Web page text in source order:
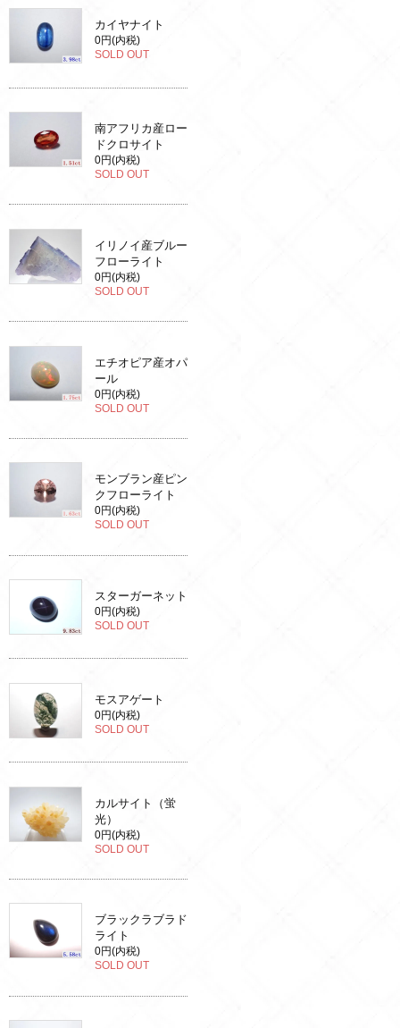
カイヤナイト
0円(内税)
SOLD OUT
南アフリカ産ロー
ドクロサイト
0円(内税)
SOLD OUT
イリノイ産ブルー
フローライト
0円(内税)
SOLD OUT
エチオピア産オパ
ール
0円(内税)
SOLD OUT
モンブラン産ピン
クフローライト
0円(内税)
SOLD OUT
スターガーネット
0円(内税)
SOLD OUT
モスアゲート
0円(内税)
SOLD OUT
カルサイト（蛍
光）
0円(内税)
SOLD OUT
ブラックラブラド
ライト
0円(内税)
SOLD OUT